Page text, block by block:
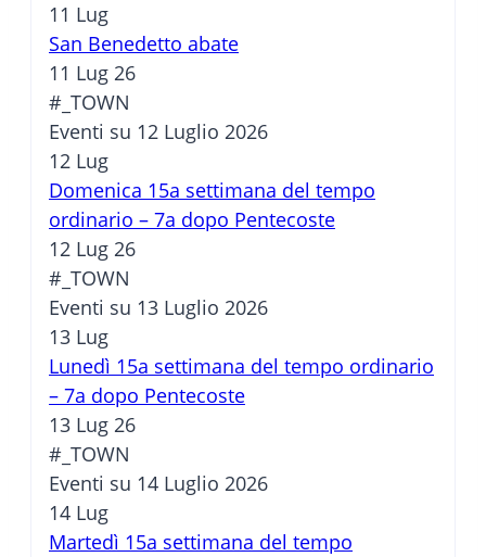
11 Lug
San Benedetto abate
11 Lug 26
#_TOWN
Eventi su 12 Luglio 2026
12 Lug
Domenica 15a settimana del tempo
ordinario – 7a dopo Pentecoste
12 Lug 26
#_TOWN
Eventi su 13 Luglio 2026
13 Lug
Lunedì 15a settimana del tempo ordinario
– 7a dopo Pentecoste
13 Lug 26
#_TOWN
Eventi su 14 Luglio 2026
14 Lug
Martedì 15a settimana del tempo